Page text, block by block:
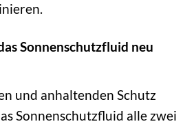
Sonnenschutzfluid neu
und anhaltenden Schutz
Sonnenschutzfluid alle zwei